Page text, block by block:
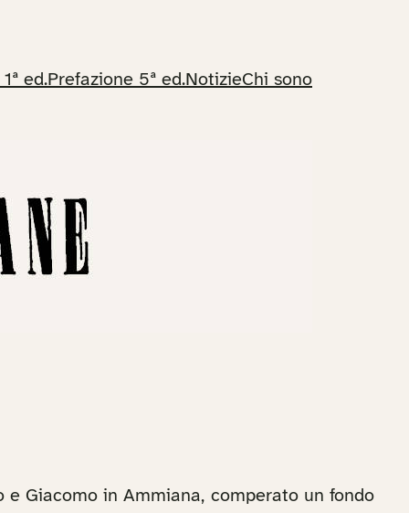
ed.Prefazione 5ª ed.NotizieChi sono
e Giacomo in Ammiana, comperato un fondo